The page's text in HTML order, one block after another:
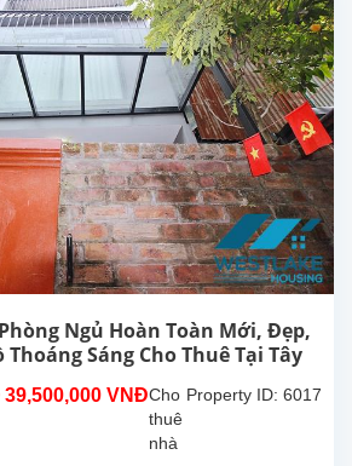
tại
Tô
Ngọc
Vân,
Tây
Hà
Nội.
Vị trí
nằm
trong
hẻm
đường
Tô
Vân,
rất...
Sáng Cho Thuê Tại Tây
39,500,000 VNĐ Property ID: 6017
Cho
thuê
nhà